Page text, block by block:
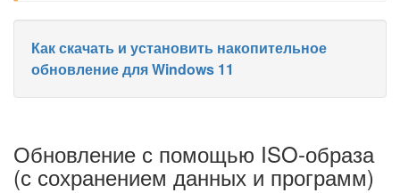
Как скачать и установить накопительное
обновление для Windows 11
Обновление с помощью ISO-образа
(с сохранением данных и программ)